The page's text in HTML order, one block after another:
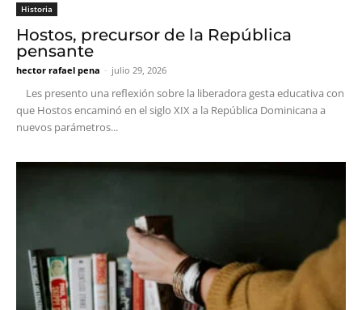
Historia
Hostos, precursor de la República
pensante
hector rafael pena - julio 29, 2026
Les presento una reflexión sobre la liberadora gesta educativa con
que Hostos encaminó en el siglo XIX a la República Dominicana a
nuevos parámetros...